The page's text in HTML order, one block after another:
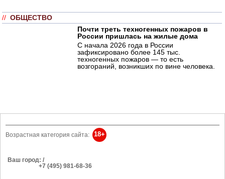
// ОБЩЕСТВО
Почти треть техногенных пожаров в
России пришлась на жилые дома
С начала 2026 года в России
зафиксировано более 145 тыс.
техногенных пожаров — то есть
возгораний, возникших по вине человека.
Возрастная категория сайта: 18+
Ваш город: /
+7 (495) 981-68-36